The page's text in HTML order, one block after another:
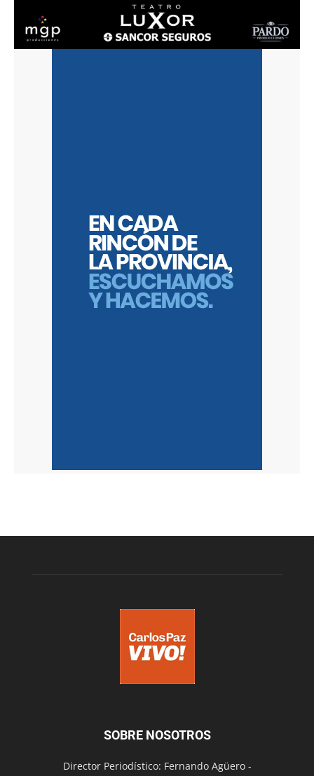
SOBRE NOSOTROS
Director Periodístico: Fernando Agüero -